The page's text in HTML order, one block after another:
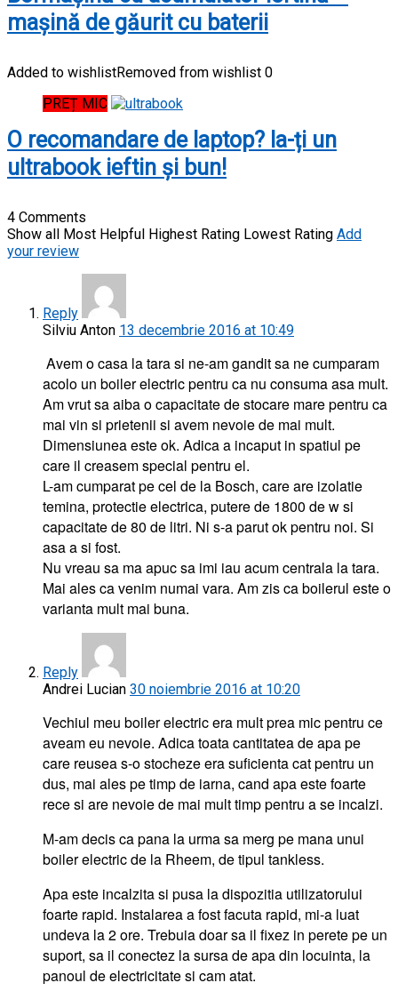
mașină de găurit cu baterii
Added to wishlistRemoved from wishlist 0
PREȚ MIC
O recomandare de laptop? Ia-ți un
ultrabook ieftin și bun!
4 Comments
Show all Most Helpful Highest Rating Lowest Rating Add
your review
Reply
Silviu Anton 13 decembrie 2016 at 10:49
Avem o casa la tara si ne-am gandit sa ne cumparam
acolo un boiler electric pentru ca nu consuma asa mult.
Am vrut sa aiba o capacitate de stocare mare pentru ca
mai vin si prietenii si avem nevoie de mai mult.
Dimensiunea este ok. Adica a incaput in spatiul pe
care il creasem special pentru el.
L-am cumparat pe cel de la Bosch, care are izolatie
temina, protectie electrica, putere de 1800 de w si
capacitate de 80 de litri. Ni s-a parut ok pentru noi. Si
asa a si fost.
Nu vreau sa ma apuc sa imi iau acum centrala la tara.
Mai ales ca venim numai vara. Am zis ca boilerul este o
varianta mult mai buna.
Reply
Andrei Lucian 30 noiembrie 2016 at 10:20
Vechiul meu boiler electric era mult prea mic pentru ce
aveam eu nevoie. Adica toata cantitatea de apa pe
care reusea s-o stocheze era suficienta cat pentru un
dus, mai ales pe timp de iarna, cand apa este foarte
rece si are nevoie de mai mult timp pentru a se incalzi.
M-am decis ca pana la urma sa merg pe mana unui
boiler electric de la Rheem, de tipul tankless.
Apa este incalzita si pusa la dispozitia utilizatorului
foarte rapid. Instalarea a fost facuta rapid, mi-a luat
undeva la 2 ore. Trebuia doar sa il fixez in perete pe un
suport, sa il conectez la sursa de apa din locuinta, la
panoul de electricitate si cam atat.